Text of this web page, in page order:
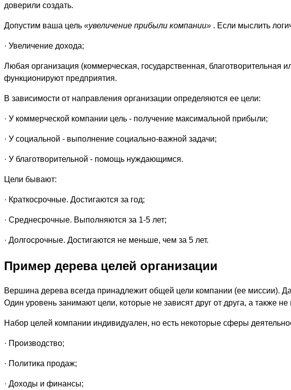
доверили создать.
Допустим ваша цель «увеличение прибыли компании» . Если мыслить
· Увеличение дохода;
Любая организация (коммерческая, государственная,
функционируют предприятия.
В зависимости от направления организации определяются ее цели:
· У коммерческой компании цель - получение максимальной прибыли;
· У социальной - выполнение социально-важной задачи;
· У благотворительной - помощь нуждающимся.
Цели бывают:
· Краткосрочные. Достигаются за год;
· Среднесрочные. Выполняются за 1-5 лет;
· Долгосрочные. Достигаются не меньше, чем за 5 лет.
Пример дерева целей организации
Вершина дерева всегда принадлежит общей цели компании (ее миссии).
Один уровень занимают цели, которые не зависят друг от друга, а также не
Набор целей компании индивидуален, но есть некоторые сферы
· Производство;
· Политика продаж;
· Доходы и финансы;